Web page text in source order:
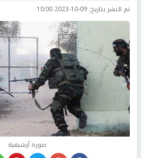
تم النشر بتاريخ: 2023-10-09 10:00
صورة أرشيفية